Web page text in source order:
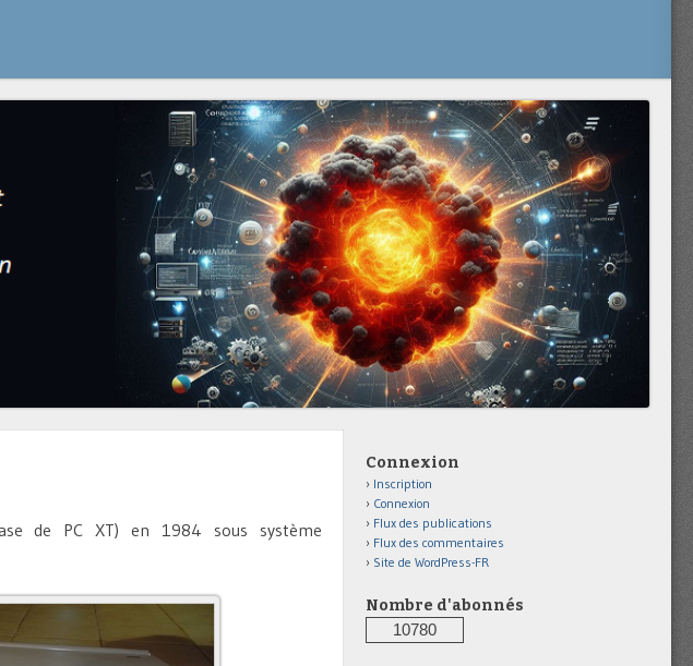
de PC XT) en 1984 sous système
Connexion
Inscription
Connexion
Flux des publications
Flux des commentaires
Site de WordPress-FR
Nombre d'abonnés
10780